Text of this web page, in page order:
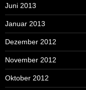
Juni 2013
Januar 2013
Dezember 2012
November 2012
Oktober 2012